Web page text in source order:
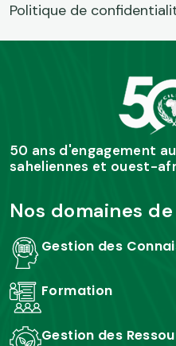
Politique de
50 ans d'engagement
saheliennes et ouest-
Nos domaines
Gestion des
Formation
Gestion des